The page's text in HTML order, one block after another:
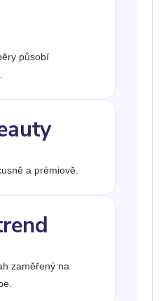
působí
a prémiově.
zaměřený na